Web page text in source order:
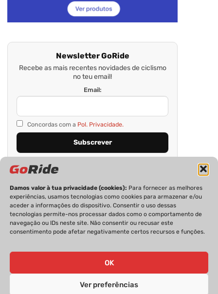
Damos valor à tua privacidade (cookies): Para fornecer as melhores
experiências, usamos tecnologias como cookies para armazenar e/ou
aceder a informações do dispositivo. Consentir o uso dessas
tecnologias permite-nos processar dados como o comportamento de
navegação ou IDs neste site. Não consentir ou recusar este
consentimento pode afetar negativamente certos recursos e funções.
OK
Ver preferências
Newsletter GoRide
Recebe as mais recentes novidades de ciclismo
no teu email!
Email:
Concordas com a Pol. Privacidade.
PRIVACIDADE FICHA TÉCNICA
ESTATUTO EDITORIAL